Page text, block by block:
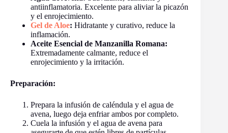
antiinflamatoria. Excelente para aliviar la picazón
y el enrojecimiento.
Gel de Aloe: Hidratante y curativo, reduce la
inflamación.
Aceite Esencial de Manzanilla Romana:
Extremadamente calmante, reduce el
enrojecimiento y la irritación.
Preparación:
Prepara la infusión de caléndula y el agua de
avena, luego deja enfriar ambos por completo.
Cuela la infusión y el agua de avena para